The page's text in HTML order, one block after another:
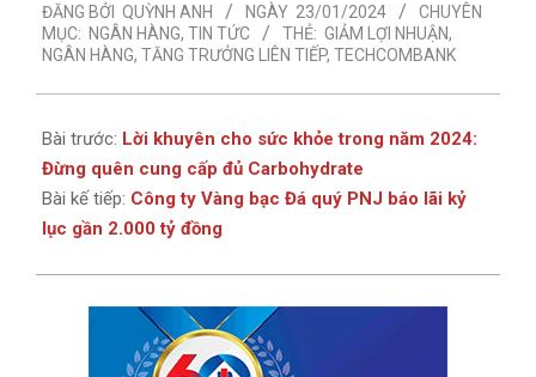
01-
23
ĐĂNG BỞI QUỲNH ANH NGÀY 23/01/2024
CHUYÊN
MỤC: NGÂN HÀNG, TIN TỨC THẺ: GIẢM LỢI NHUẬN,
NGÂN HÀNG, TĂNG TRƯỞNG LIÊN TIẾP, TECHCOMBANK
Bài trước: Lời khuyên cho sức khỏe trong năm 2024:
Đừng quên cung cấp đủ Carbohydrate
Bài kế tiếp: Công ty Vàng bạc Đá quý PNJ báo lãi kỷ
lục gần 2.000 tỷ đồng